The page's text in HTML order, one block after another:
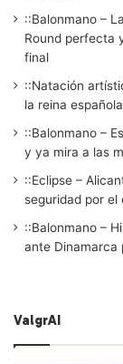
::Balonmano –
Round perfecta
final
::Natación
la reina
::Balonmano –
y ya mira a las
::Eclipse –
seguridad por el
::Balonmano –
ante Dinamarca
ValgrAI